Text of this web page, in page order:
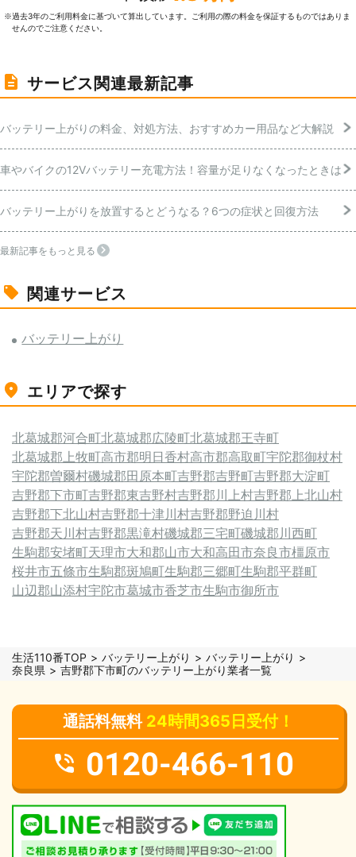
※過去3年のご利⽤料⾦に基づいて算出しています。ご利⽤の際の料⾦を保証するものではありま
せんのでご注意ください。
サービス関連最新記事
バッテリー上がりの料金、対処方法、おすすめカー用品など大解説
車やバイクの12Vバッテリー充電方法！容量が足りなくなったときは
バッテリー上がりを放置するとどうなる？6つの症状と回復方法
最新記事をもっと見る
関連サービス
バッテリー上がり
エリアで探す
北葛城郡河合町北葛城郡広陵町北葛城郡王寺町
北葛城郡上牧町高市郡明日香村高市郡高取町宇陀郡御杖村
宇陀郡曽爾村磯城郡田原本町吉野郡吉野町吉野郡大淀町
吉野郡下市町吉野郡東吉野村吉野郡川上村吉野郡上北山村
吉野郡下北山村吉野郡十津川村吉野郡野迫川村
吉野郡天川村吉野郡黒滝村磯城郡三宅町磯城郡川西町
生駒郡安堵町天理市大和郡山市大和高田市奈良市橿原市
桜井市五條市生駒郡斑鳩町生駒郡三郷町生駒郡平群町
山辺郡山添村宇陀市葛城市香芝市生駒市御所市
生活110番TOP バッテリー上がり
バッテリー上がり
奈良県
吉野郡下市町のバッテリー上がり業者一覧
通話料無料 24時間365日受付！
0120-466-110